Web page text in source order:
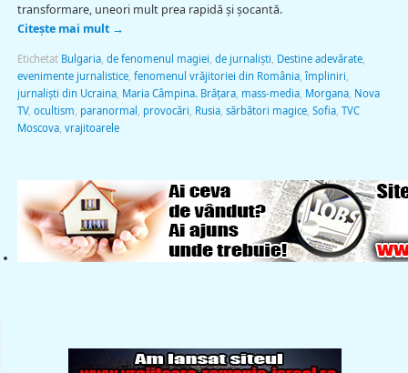
transformare, uneori mult prea rapidă și șocantă.
Citește mai mult →
Etichetat Bulgaria, de fenomenul magiei de jurnaliști Destine adevărate,
evenimente jurnalistice, fenomenul vrăjitoriei din România,împliniri
jurnaliști din Ucraina, Maria Câmpina. Brățara, mass-media, Morgana, Nova
TV, ocultism paranormal provocări Rusia, sărbători magice, Sofia, TVC
Moscova, vrajitoarele